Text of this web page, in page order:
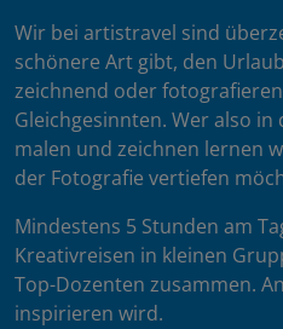
Wir bei artistravel sind
schönere Art gibt, den
zeichnend oder
Gleichgesinnten. Wer also
malen und zeichnen lernen
der Fotografie vertiefen
Mindestens 5 Stunden am
Kreativreisen in kleinen
Top-Dozenten zusammen.
inspirieren wird.